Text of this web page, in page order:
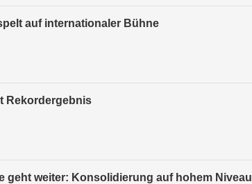
auf internationaler Bühne
Rekordergebnis
geht weiter: Konsolidierung auf hohem Niveau